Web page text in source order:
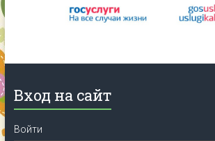
Вход на сайт
Войти